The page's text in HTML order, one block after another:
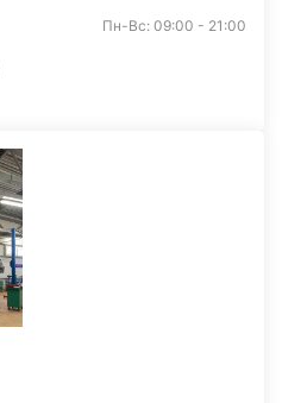
Пн-Вс: 09:00 - 21:00